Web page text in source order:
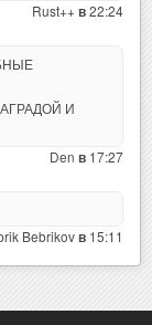
Rust++ в22:24
И
Den в 17:27
Bebrikovв 15:11